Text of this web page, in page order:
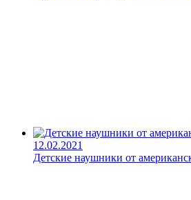
12.02.2021
Детские наушники от